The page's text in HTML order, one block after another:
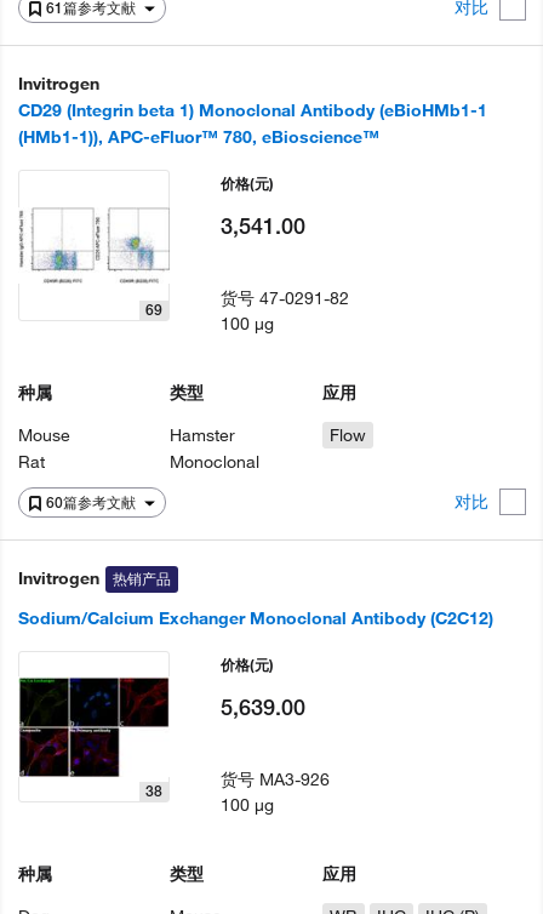
61篇参考文献 对比
Invitrogen
CD29 (Integrin beta 1) Monoclonal Antibody (eBioHMb1-1
(HMb1-1)), APC-eFluor™ 780, eBioscience™
60篇参考文献 对比
69
种属
Mouse
Rat
类型
Hamster
Monoclonal
应用
Flow
价格(元)
3,541.00
货号47-0291-82
100 µg
Invitrogen 热销产品
Sodium/Calcium Exchanger Monoclonal Antibody (C2C12)
38
种属
类型
应用
价格(元)
5,639.00
货号 MA3-926
100 µg